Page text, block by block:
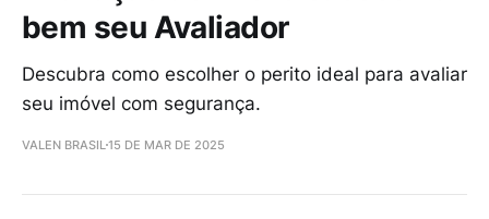
bem seu Avaliador
Descubra como escolher o perito ideal para avaliar
seu imóvel com segurança.
VALEN BRASIL 15 DE MAR DE 2025